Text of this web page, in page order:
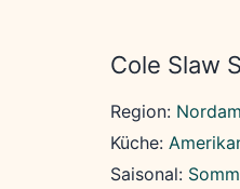
Cole Slaw
Region:
Küche:
Saisonal: